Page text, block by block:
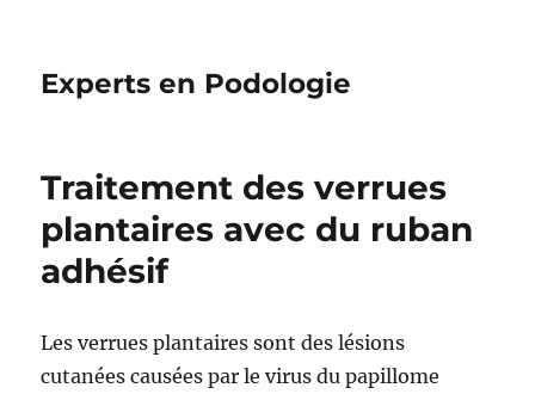
Experts en Podologie
Traitement des verrues
plantaires avec du ruban
adhésif
Les verrues plantaires sont des lésions
cutanées causées par le virus du papillome